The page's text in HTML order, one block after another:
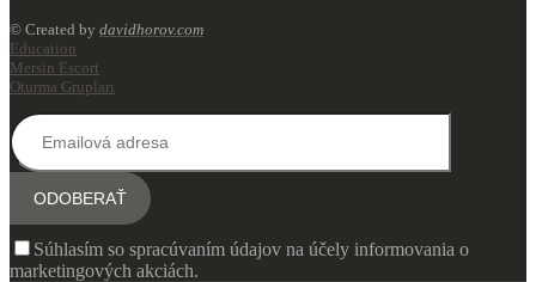
© Created by davidhorov.com
Education
Mersin Escort
Oturma Grupları
Súhlasím so spracúvaním údajov na účely informovania o
marketingových akciách.